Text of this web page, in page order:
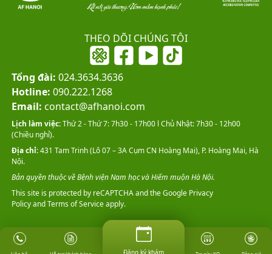
THEO DÕI CHÚNG TÔI
Tổng đài: 024.3634.3636
Hotline: 090.222.1268
Email: contact@afhanoi.com
This site is protected by reCAPTCHA and the GooglePrivacy
PolicyandTerms of Serviceapply.
Lịch làm việc:Thứ 2 - Thứ 7: 7h30 - 17h00 l Chủ Nhật: 7h30 - 12h00
(Chiều nghỉ).
Địa chỉ:431 Tam Trinh (Lô 07 – 3A Cụm CN Hoàng Mai), P. Hoàng Mai, Hà
Nội.
Bản quyền thuộc về Bệnh viện Nam học và Hiếm muộn Hà Nội.
Đăng ký khám